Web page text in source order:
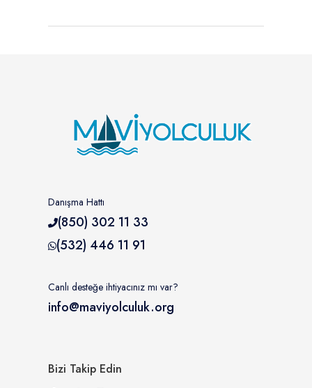
Danışma Hattı
(850) 302 11 33
(532) 446 11 91
Canlı desteğe ihtiyacınız mı var?
info@maviyolculuk.org
Bizi Takip Edin